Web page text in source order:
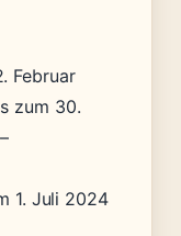
Februar
zum 30.
1. Juli 2024